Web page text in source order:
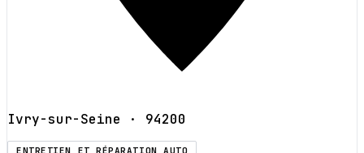
Ivry-sur-Seine · 94200
ENTRETIEN ET RÉPARATION AUTO